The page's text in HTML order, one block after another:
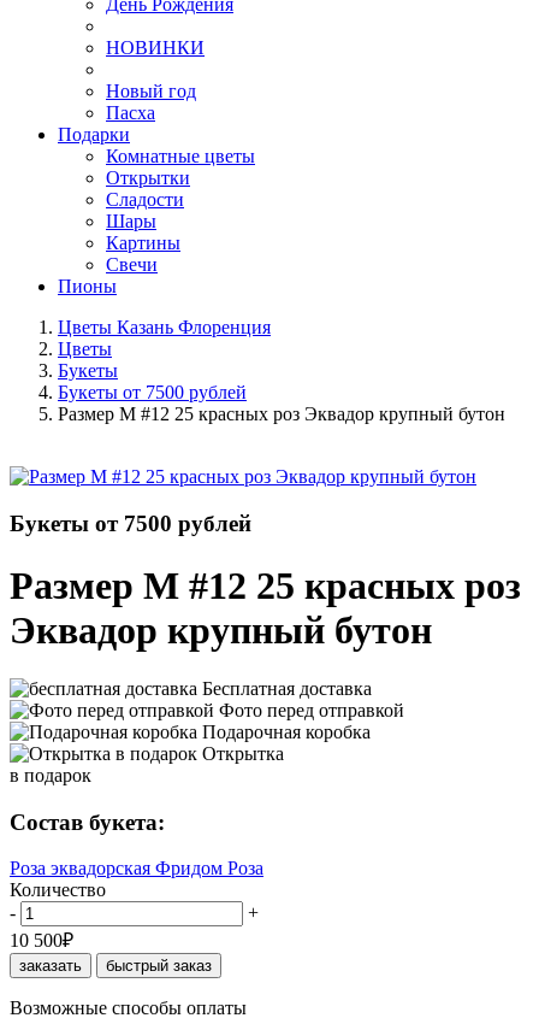
День Рождения
НОВИНКИ
Новый год
Пасха
Подарки
Комнатные цветы
Открытки
Сладости
Шары
Картины
Свечи
Пионы
Цветы Казань Флоренция
Цветы
Букеты
Букеты от 7500 рублей
Размер M #12 25 красных роз Эквадор крупный бутон
Букеты от 7500 рублей
Размер M #12 25 красных роз
Эквадор крупный бутон
Бесплатная доставка
Фото перед отправкой
Подарочная коробка
Открытка
в подарок
Состав букета:
Роза эквадорская Фридом Роза
Количество
-
+
10 500₽
заказать быстрый заказ
Возможные способы оплаты